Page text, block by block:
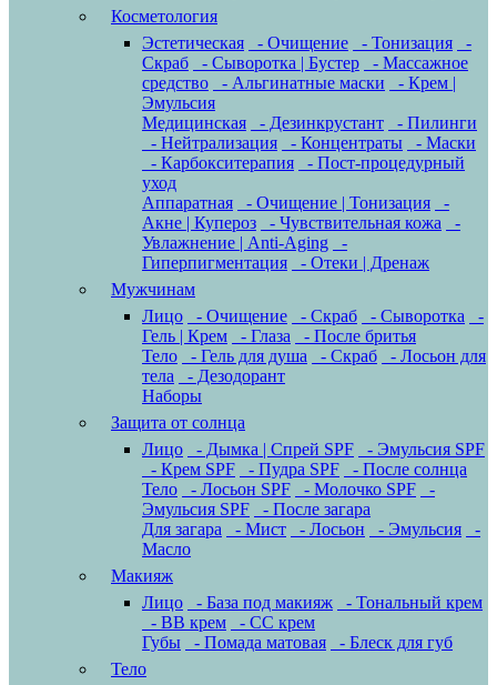
Косметология
Эстетическая
- Очищение - Тонизация
-
Скраб
- Сыворотка | Бустер
- Массажное
средство
- Альгинатные маски
- Крем |
Эмульсия
Медицинская
- Дезинкрустант
- Пилинги
- Нейтрализация
- Концентраты
- Маски
- Карбокситерапия
- Пост-процедурный
уход
Аппаратная
- Очищение | Тонизация
-
Акне | Купероз
- Чувствительная кожа
-
Увлажнение | Anti-Aging
-
Гиперпигментация
- Отеки | Дренаж
Мужчинам
Лицо
- Очищение - Скраб - Сыворотка
-
Гель | Крем
- Глаза
- После бритья
Тело
- Гель для душа - Скраб
- Лосьон для
тела
- Дезодорант
Наборы
Защита от солнца
Лицо
- Дымка | Спрей SPF
- Эмульсия SPF
- Крем SPF
- Пудра SPF
- После солнца
Тело
- Лосьон SPF - Молочко SPF
-
Эмульсия SPF
- После загара
Для загара
- Мист - Лосьон - Эмульсия
-
Масло
Макияж
Лицо
- База под макияж
- Тональный крем
- BB крем
- CC крем
Губы
- Помада матовая
- Блеск для губ
Тело